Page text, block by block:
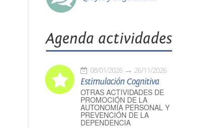
Agenda actividades
08/01/2026 26/11/2026
Estimulación Cognitiva
OTRAS ACTIVIDADES DE
PROMOCIÓN DE LA
AUTONOMÍA PERSONAL Y
PREVENCIÓN DE LA
DEPENDENCIA